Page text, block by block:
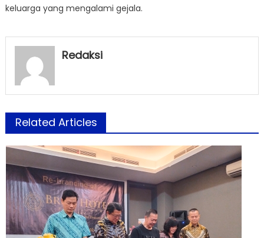
keluarga yang mengalami gejala.
Redaksi
Related Articles